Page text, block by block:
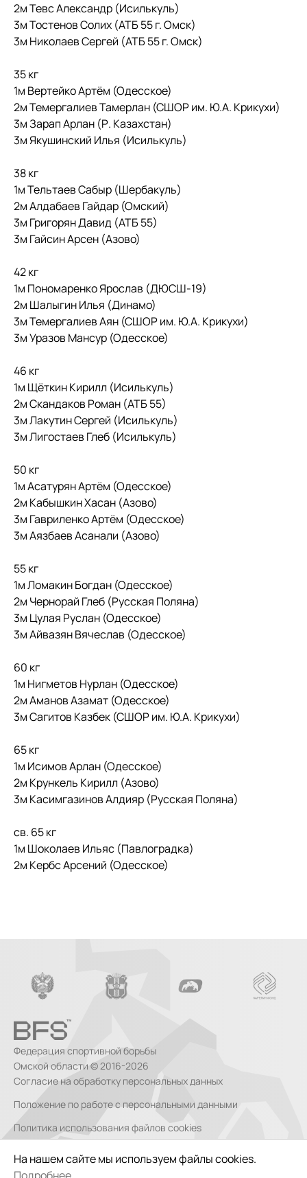
2м Тевс Александр (Исилькуль)
3м Тостенов Солих (АТБ 55 г. Омск)
3м Николаев Сергей (АТБ 55 г. Омск)
35 кг
1м Вертейко Артём (Одесское)
2м Темергалиев Тамерлан (СШОР им. Ю.А. Крикухи)
3м Зарап Арлан (Р. Казахстан)
3м Якушинский Илья (Исилькуль)
38 кг
1м Тельтаев Сабыр (Шербакуль)
2м Алдабаев Гайдар (Омский)
3м Григорян Давид (АТБ 55)
3м Гайсин Арсен (Азово)
42 кг
1м Пономаренко Ярослав (ДЮСШ-19)
2м Шалыгин Илья (Динамо)
3м Темергалиев Аян (СШОР им. Ю.А. Крикухи)
3м Уразов Мансур (Одесское)
46 кг
1м Щёткин Кирилл (Исилькуль)
2м Скандаков Роман (АТБ 55)
3м Лакутин Сергей (Исилькуль)
3м Лигостаев Глеб (Исилькуль)
50 кг
1м Асатурян Артём (Одесское)
2м Кабышкин Хасан (Азово)
3м Гавриленко Артём (Одесское)
3м Аязбаев Асанали (Азово)
55 кг
1м Ломакин Богдан (Одесское)
2м Чернорай Глеб (Русская Поляна)
3м Цулая Руслан (Одесское)
3м Айвазян Вячеслав (Одесское)
60 кг
1м Нигметов Нурлан (Одесское)
2м Аманов Азамат (Одесское)
3м Сагитов Казбек (СШОР им. Ю.А. Крикухи)
65 кг
1м Исимов Арлан (Одесское)
2м Крункель Кирилл (Азово)
3м Касимгазинов Алдияр (Русская Поляна)
св. 65 кг
1м Шоколаев Ильяс (Павлоградка)
2м Кербс Арсений (Одесское)
Федерация спортивной борьбы
Омской области © 2016-2026
Согласие на обработку персональных данных
Положение по работе с персональными данными
Политика использования файлов cookies
метрическими системами
На нашем сайте мы используем файлы cookies.